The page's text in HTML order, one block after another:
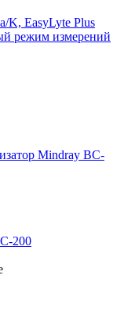
K, EasyLyte Plus
режим измерений
Mindray BC-
200